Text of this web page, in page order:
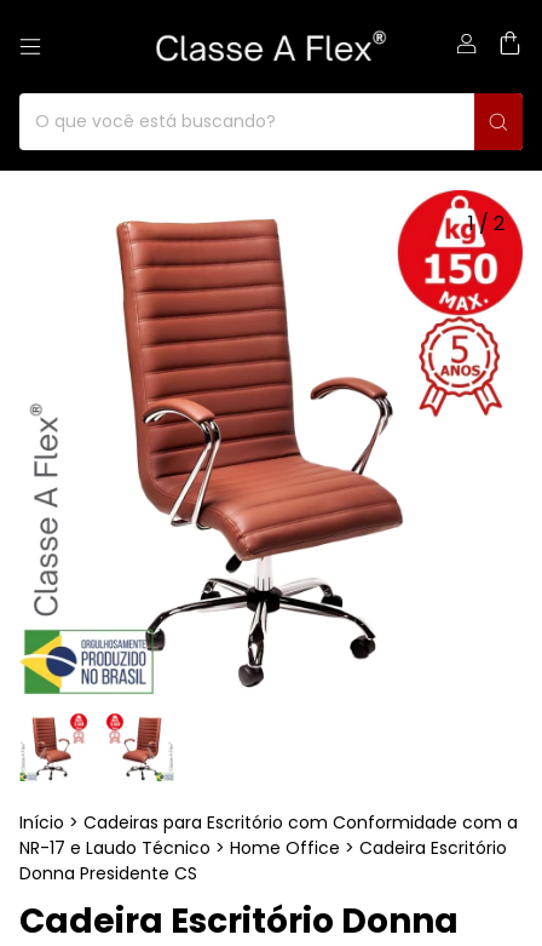
1/ 2
Início > Cadeiras para Escritório com Conformidade com a
NR-17 e Laudo Técnico > Home Office > Cadeira Escritório
Donna Presidente CS
Cadeira Escritório Donna